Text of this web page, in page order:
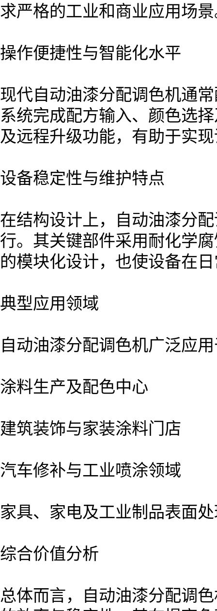
求严格的工业和商业应用场
操作便捷性与智能化水平
现代自动油漆分配调色机通
系统完成配方输入、颜色选
及远程升级功能，有助于实
设备稳定性与维护特点
在结构设计上，自动油漆分
行。其关键部件采用耐化学
的模块化设计，也使设备在
典型应用领域
自动油漆分配调色机广泛应
涂料生产及配色中心
建筑装饰与家装涂料门店
汽车修补与工业喷涂领域
家具、家电及工业制品表面
综合价值分析
总体而言，自动油漆分配调